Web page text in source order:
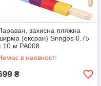
захисна пляжна
(ексран) Sringos 0.75
10 м PA008
в наявності
₴